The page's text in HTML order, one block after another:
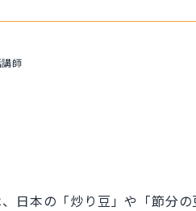
師
日本の「炒り豆」や「節分